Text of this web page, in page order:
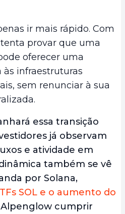
ir mais rápido. Com
provar que uma
oferecer uma
infraestruturas
sem renunciar à sua
essa transição
já observam
e atividade em
também se vê
por Solana,
SOL e o aumento do
Alpenglow cumprir